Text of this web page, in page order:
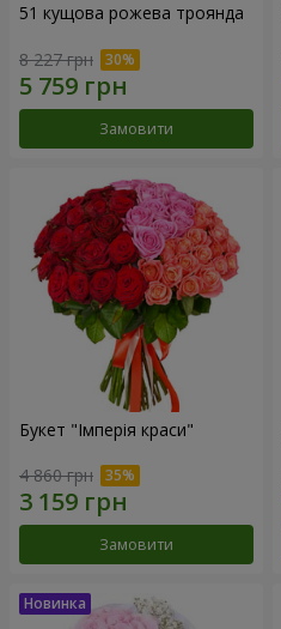
51 кущова рожева троянда
8 227 грн
Замовити
Букет "Імперія краси"
4 860 грн
Замовити